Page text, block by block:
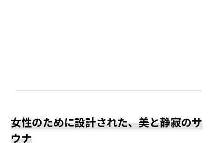
女性のために設計された、美と静寂のサ
ウナ